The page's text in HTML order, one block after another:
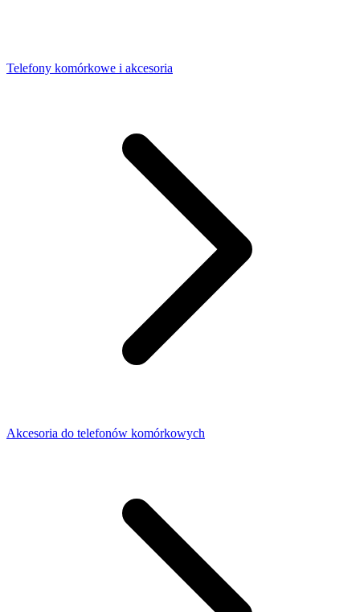
Telefony komórkowe i akcesoria
Akcesoria do telefonów komórkowych